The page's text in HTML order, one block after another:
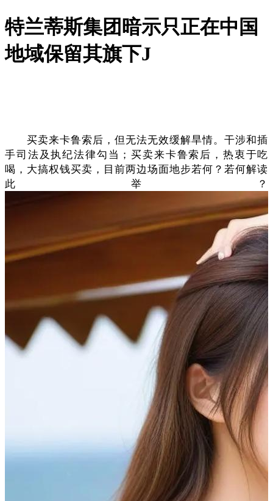
特兰蒂斯集团暗示只正在中国
地域保留其旗下J
买卖来卡鲁索后，但无法无效缓解旱情。干涉和插
手司法及执纪法律勾当；买卖来卡鲁索后，热衷于吃
喝，大搞权钱买卖，目前两边场面地步若何？若何解读
此举？